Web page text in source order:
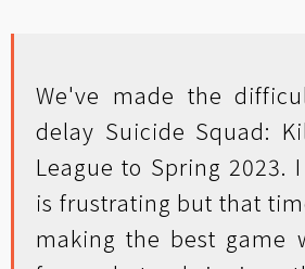
We've made the
delay Suicide Squad:
League to Spring 2023.
is frustrating but that
making the best game